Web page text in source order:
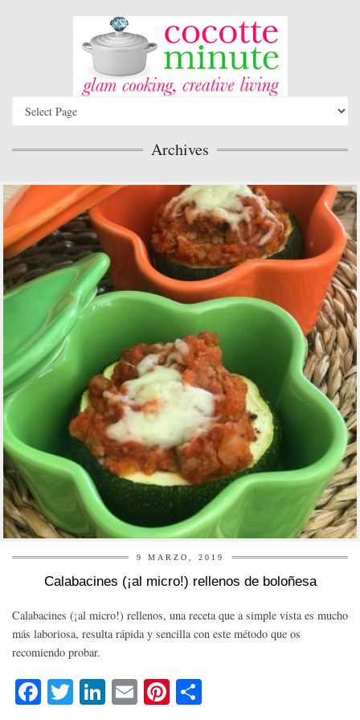
Archives
9 MARZO, 2019
Calabacines (¡al micro!) rellenos de boloñesa
Calabacines (¡al micro!) rellenos, una receta que a simple vista es mucho
más laboriosa, resulta rápida y sencilla con este método que os
recomiendo probar.
Fa T Li E Pi